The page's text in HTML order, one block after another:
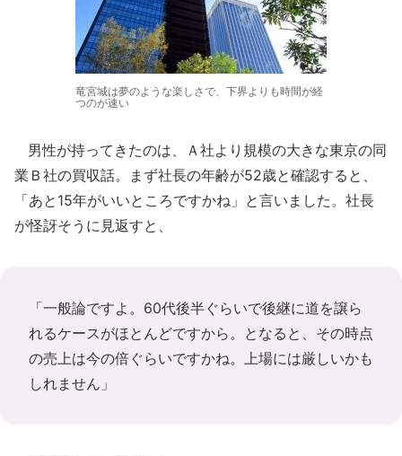
竜宮城は夢のような楽しさで、下界よりも時間が経
つのが速い
男性が持ってきたのは、Ａ社より規模の大きな東京の同
業Ｂ社の買収話。まず社長の年齢が52歳と確認すると、
「あと15年がいいところですかね」と言いました。社長
が怪訝そうに見返すと、
「一般論ですよ。60代後半ぐらいで後継に道を譲ら
れるケースがほとんどですから。となると、その時点
の売上は今の倍ぐらいですかね。上場には厳しいかも
しれません」